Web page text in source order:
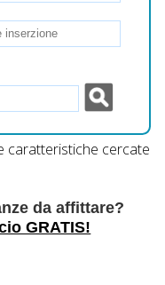
caratteristiche cercate
da affittare?
GRATIS!